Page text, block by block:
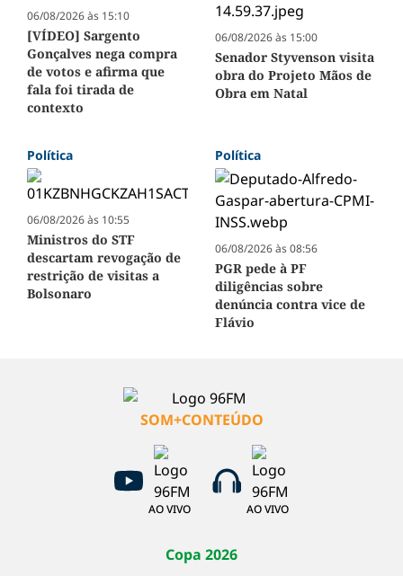
06/08/2026 às 15:10
[VÍDEO] Sargento
Gonçalves nega compra
de votos e afirma que
fala foi tirada de
contexto
06/08/2026 às 15:00
Senador Styvenson visita
obra do Projeto Mãos de
Obra em Natal
Política
06/08/2026 às 10:55
Ministros do STF
descartam revogação de
restrição de visitas a
Bolsonaro
Política
06/08/2026 às 08:56
PGR pede à PF
diligências sobre
denúncia contra vice de
Flávio
SOM+CONTEÚDO
AO VIVO AO VIVO
Copa 2026